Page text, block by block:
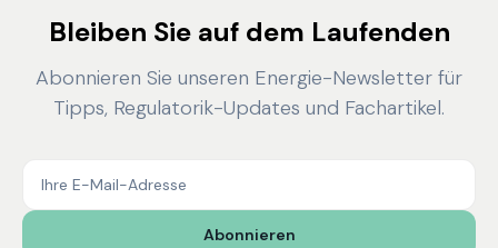
Bleiben Sie auf dem Laufenden
Abonnieren Sie unseren Energie-Newsletter für
Tipps, Regulatorik-Updates und Fachartikel.
Abonnieren